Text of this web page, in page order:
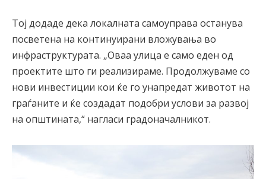
Тој додаде дека локалната самоуправа останува
посветена на континуирани вложувања во
инфраструктурата. „Оваа улица е само еден од
проектите што ги реализираме. Продолжуваме со
нови инвестиции кои ќе го унапредат животот на
граѓаните и ќе создадат подобри услови за развој
на општината,“ нагласи градоначалникот.